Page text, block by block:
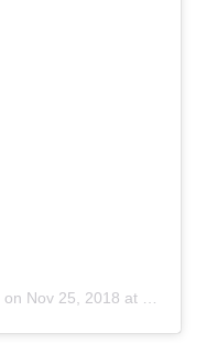
on Nov 25, 2018 at 10:17am PST